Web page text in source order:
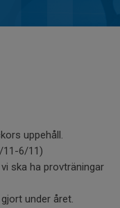
uppehåll.
11-6/11)
ska ha provträningar
under året.